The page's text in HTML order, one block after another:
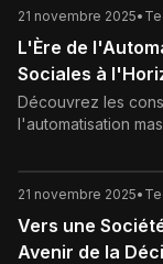
21 novembre 2025•
L'Ère de
Sociales à
Découvrez les
l'automatisation
et la nécessaire
21 novembre 2025•
Vers une
Avenir de la